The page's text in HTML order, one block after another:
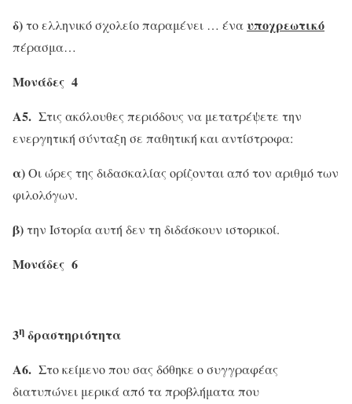
δ)το ελληνικό σχολείο παραμένει … έναυποχρεωτικό
πέρασμα…
Μονάδες 4
Α5. Στις ακόλουθες περιόδους να μετατρέψετε την
ενεργητική σύνταξη σε παθητική και αντίστροφα:
α)Οι ώρες της διδασκαλίας ορίζονται από τον αριθμό των
φιλολόγων.
β)την Ιστορία αυτή δεν τη διδάσκουν ιστορικοί.
Μονάδες 6
3η δραστηριότητα
Α6. Στο κείμενο που σας δόθηκε ο συγγραφέας
διατυπώνει μερικά από τα προβλήματα που